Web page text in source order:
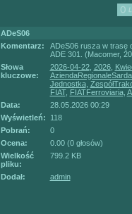
ADeS06
Komentarz:
ADeS06 rusza w trasę
ADE 301. (Macomer,
Słowa
kluczowe:
2026-04-22, 2026,
Jednostka,
FIAT, FIATFerroviaria,
Data:
28.05.2026 00:29
Wyświetleń:
118
Pobrań:
0
Ocena:
0.00 (0 głosów)
Wielkość
pliku:
799.2 KB
Dodał: admin